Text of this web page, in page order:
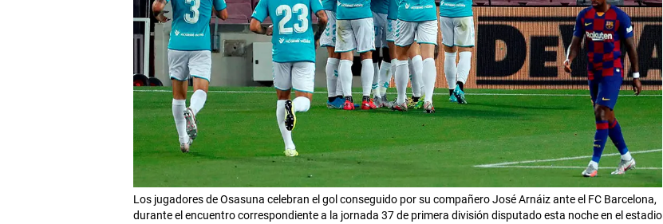
Los jugadores de Osasuna celebran el gol conseguido por su compañero José Arnáiz ante el FC Barcelona,
durante el encuentro correspondiente a la jornada 37 de primera división disputado esta noche en el estadio